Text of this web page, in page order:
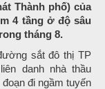
Thành phố) của
4 tầng ở độ sâu
tháng 8.
sắt đô thị TP
danh nhà thầu
đi ngầm tuyến